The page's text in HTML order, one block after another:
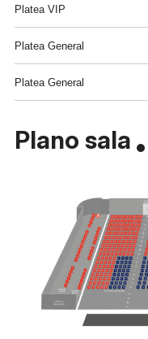
Platea VIP
Platea General
Platea General
Plano sala